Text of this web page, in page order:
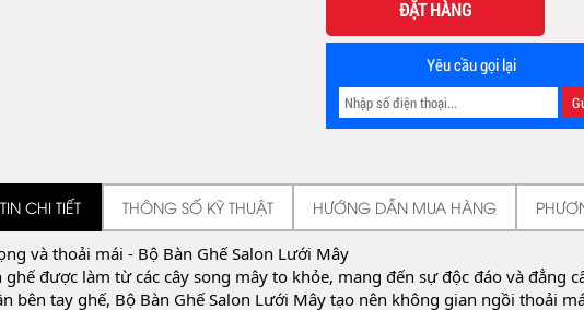
ĐẶT HÀNG
Yêu cầu gọi lại
CHI TIẾT THÔNG SỐ KỸ THUẬT HƯỚNG DẪN MUA HÀNG
và thoải mái - Bộ Bàn Ghế Salon Lưới Mây
ghế được làm từ các cây song mây to khỏe, mang đến sự độc đáo và đẳng
bên tay ghế, Bộ Bàn Ghế Salon Lưới Mây tạo nên không gian ngồi thoải